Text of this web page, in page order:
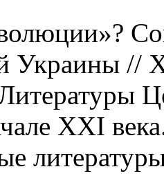
Украины //
XXI